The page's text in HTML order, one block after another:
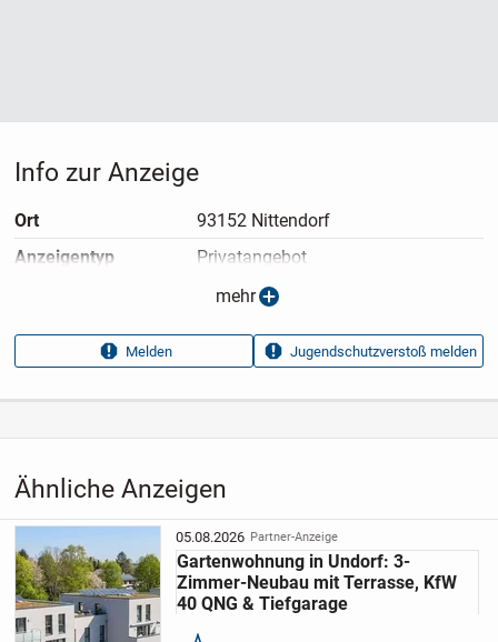
Ähnliche Anzeigen
05.08.2026 Partner-Anzeige
Gartenwohnung in Undorf: 3-
Zimmer-Neubau mit Terrasse, KfW
40 QNG & Tiefgarage
Info zur Anzeige
Ort
93152 Nittendorf
Anzeigen­typ
Privatangebot
21.03.2026
Anzeigen­kennung
3c301a01
Aufrufe dieser
14
mehr
Melden Jugendschutzverstoß melden